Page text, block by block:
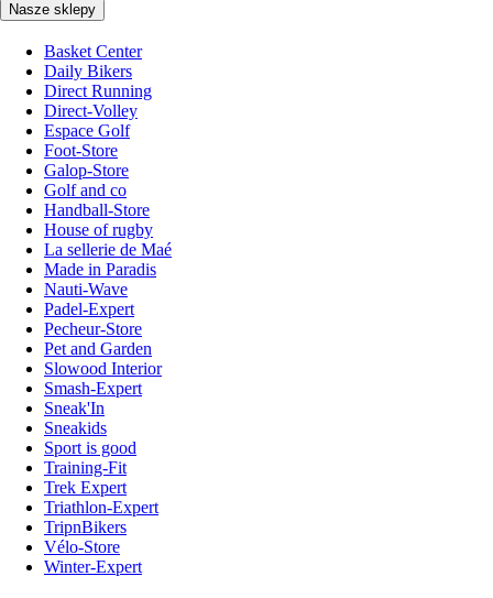
Nasze sklepy
Basket Center
Daily Bikers
Direct Running
Direct-Volley
Espace Golf
Foot-Store
Galop-Store
Golf and co
Handball-Store
House of rugby
La sellerie de Maé
Made in Paradis
Nauti-Wave
Padel-Expert
Pecheur-Store
Pet and Garden
Slowood Interior
Smash-Expert
Sneak'In
Sneakids
Sport is good
Training-Fit
Trek Expert
Triathlon-Expert
TripnBikers
Vélo-Store
Winter-Expert